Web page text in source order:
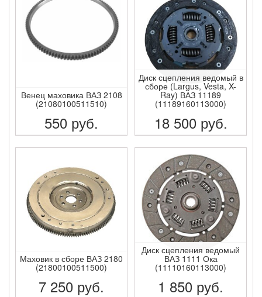
Венец маховика ВАЗ 2108
(21080100511510)
550 руб.
ПОДРОБНЕЕ
Диск сцепления ведомый в
сборе (Largus, Vesta, X-
Ray) ВАЗ 11189
(11189160113000)
18 500 руб.
ПОДРОБНЕЕ
Маховик в сборе ВАЗ 2180
(21800100511500)
7 250 руб.
Диск сцепления ведомый
ВАЗ 1111 Ока
(11110160113000)
1 850 руб.